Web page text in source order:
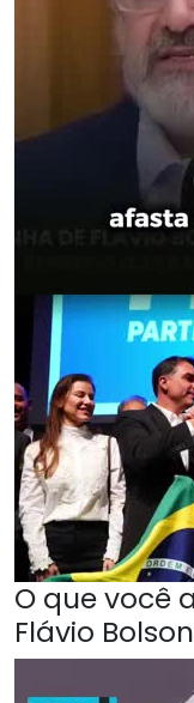
O que você
Flávio